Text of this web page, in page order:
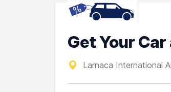
Get Your
Larnaca International